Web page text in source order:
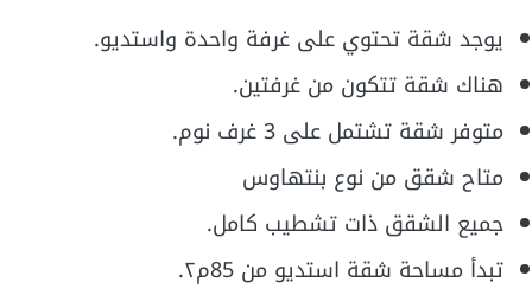
يوجد شقة تحتوي على غرفة واحدة واستديو.
هناك شقة تتكون من غرفتين.
متوفر شقة تشتمل على 3 غرف نوم.
متاح شقق من نوع بنتهاوس
جميع الشقق ذات تشطيب كامل.
تبدأ مساحة شقة استديو من 85م٢.